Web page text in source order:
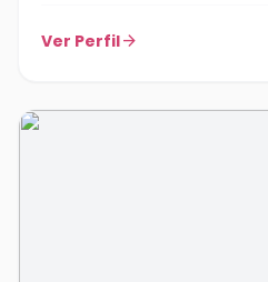
Ver Perfilarrow_forward